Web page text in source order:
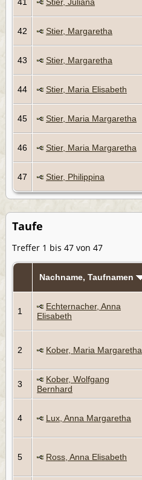
42 Stier, Margaretha
43 Stier, Margaretha
44 Stier, Maria Elisabeth
45 Stier, Maria Margaretha
46 Stier, Maria Margaretha
47 Stier, Philippina
Taufe
Treffer 1 bis 47 von 47
Nachname, Taufnamen
1
Echternacher, Anna
Elisabeth
2 Kober, Maria Margaretha
3
Kober, Wolfgang
Bernhard
4 Lux, Anna Margaretha
5 Ross, Anna Elisabeth